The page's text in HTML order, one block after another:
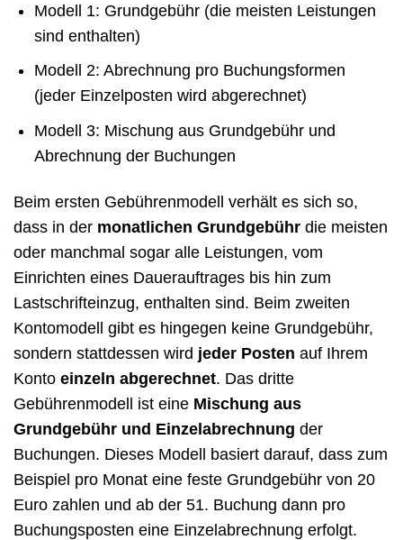
Modell 1: Grundgebühr (die meisten Leistungen
sind enthalten)
Modell 2: Abrechnung pro Buchungsformen
(jeder Einzelposten wird abgerechnet)
Modell 3: Mischung aus Grundgebühr und
Abrechnung der Buchungen
Beim ersten Gebührenmodell verhält es sich so,
dass in der monatlichen Grundgebühr die meisten
oder manchmal sogar alle Leistungen, vom
Einrichten eines Dauerauftrages bis hin zum
Lastschrifteinzug, enthalten sind. Beim zweiten
Kontomodell gibt es hingegen keine Grundgebühr,
sondern stattdessen wird jeder Posten auf Ihrem
Konto einzeln abgerechnet. Das dritte
Gebührenmodell ist eine Mischung aus
Grundgebühr und Einzelabrechnung der
Buchungen. Dieses Modell basiert darauf, dass zum
Beispiel pro Monat eine feste Grundgebühr von 20
Euro zahlen und ab der 51. Buchung dann pro
Buchungsposten eine Einzelabrechnung erfolgt.